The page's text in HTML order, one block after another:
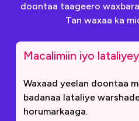
doontaa taageero
Tan waxaa ka
Macalimiin iyo
Waxaad yeelan doontaa
badanaa lataliye
horumarkaaga.